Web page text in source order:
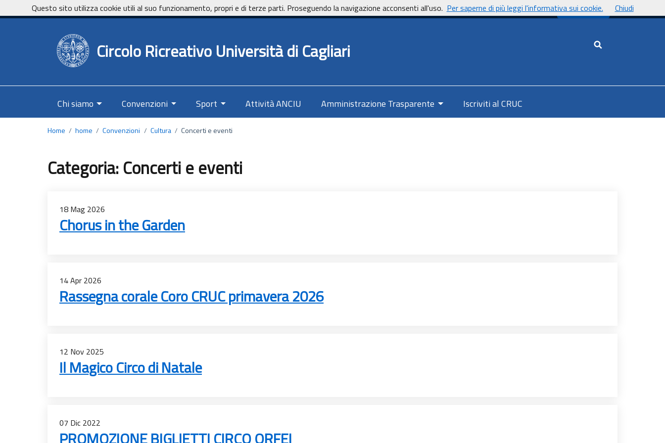
Vai ai contenuti
Vai al footer UnicaNews
Circolo Ricreativo Università di Cagliari Cerca nel sito
Chi siamo Convenzioni Sport Attività ANCIU Amministrazione Trasparente Iscriviti al CRUC
Home / home / Convenzioni / Cultura / Concerti e eventi
Categoria: Concerti e eventi
18 Mag 2026
Chorus in the Garden
14Apr 2026
Rassegna corale Coro CRUC primavera 2026
12 Nov 2025
Il Magico Circo di Natale
07 Dic 2022
PROMOZIONE BIGLIETTI CIRCO ORFEI
Questo sito utilizza cookie utili al suo funzionamento, propri e di terze parti. Proseguendo la navigazione acconsenti all'uso. Per saperne di più leggi l'informativa sui cookie. Chiudi